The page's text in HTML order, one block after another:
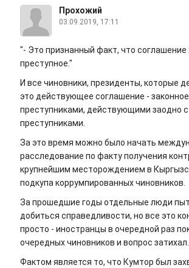
Прохожий
03.09.2019, 17:11
"- Это признанный факт, что соглашение
преступное."
И все чиновники, президенты, которые
это действующее соглашение -
преступниками, действующими заодно
преступниками.
За это время можно было начать
расследование по факту получения
крупнейшим месторождением в
подкупа коррумпированных чиновников.
За прошедшие годы отдельные люди
добиться справедливости, но все это
просто - иностранцы в очередной раз
очередных чиновников и вопрос затихал.
Фактом является то, что Кумтор был